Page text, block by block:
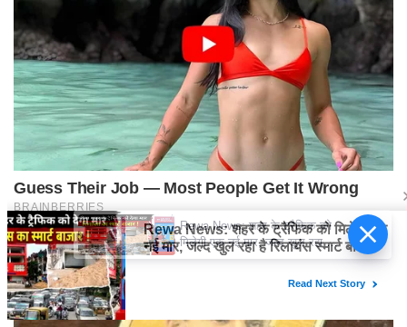
Rewa News: शहर के ट्रैफिक को
मिलेगी एक नई मार, जल्द खुल रहा है
रिलायंस स्मार्ट बाजार